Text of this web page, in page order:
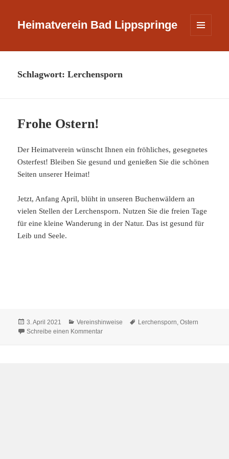
Heimatverein Bad Lippspringe
WIDGETS
Schlagwort:Lerchensporn
Frohe Ostern!
Der Heimatverein wünscht Ihnen ein fröhliches, gesegnetes
Osterfest! Bleiben Sie gesund und genießen Sie die schönen
Seiten unserer Heimat!
Jetzt, Anfang April, blüht in unseren Buchenwäldern an
vielen Stellen der Lerchensporn. Nutzen Sie die freien Tage
für eine kleine Wanderung in der Natur. Das ist gesund für
Leib und Seele.
Veröffentlicht
am
3. April 2021 Kategorien
Vereinshinweise Schlagwörter
Lerchensporn,Ostern
Schreibe einen Kommentarzu Frohe Ostern!